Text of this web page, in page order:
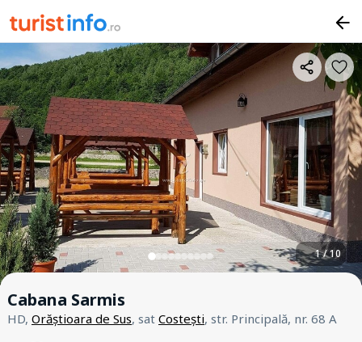
1 / 10
Cabana Sarmis
HD, Orăștioara de Sus, sat Costești, str. Principală, nr. 68 A